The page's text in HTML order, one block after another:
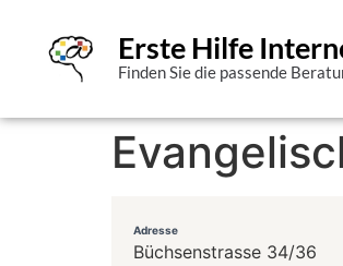
Erste Hilfe
Finden Sie die passende
Adresse
Büchsenstrasse 34/36